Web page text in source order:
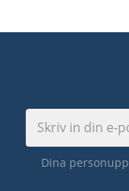
Dina